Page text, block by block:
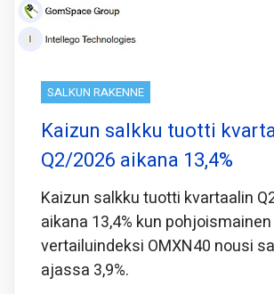
SALKUN RAKENNE
Kaizun salkku tuotti
Q2/2026 aikana 13,4%
Kaizun salkku tuotti kvartaalin
aikana 13,4% kun pohjoismainen
vertailuindeksi OMXN40 nousi
ajassa 3,9%.